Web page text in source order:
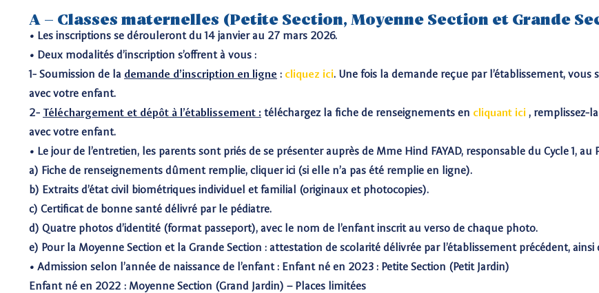
A – Classes maternelles (Petite Section, Moyenne Section et Grande
• Les inscriptions se dérouleront du 14 janvier au 27 mars 2026.
• Deux modalités d’inscription s’offrent à vous :
1- Soumission de la demande d’inscription en ligne : cliquez ici. Une fois la demande reçue par l’établissement,
avec votre enfant.
2- Téléchargement et dépôt à l’établissement : téléchargez la fiche de renseignements en cliquant ici , remplissez-
avec votre enfant.
• Le jour de l’entretien, les parents sont priés de se présenter auprès de Mme Hind FAYAD, responsable du Cycle 1,
a) Fiche de renseignements dûment remplie, cliquer ici (si elle n’a pas été remplie en ligne).
b) Extraits d’état civil biométriques individuel et familial (originaux et photocopies).
c) Certificat de bonne santé délivré par le pédiatre.
d) Quatre photos d’identité (format passeport), avec le nom de l’enfant inscrit au verso de chaque photo.
e) Pour la Moyenne Section et la Grande Section : attestation de scolarité délivrée par l’établissement précédent,
• Admission selon l’année de naissance de l’enfant : Enfant né en 2023 : Petite Section (Petit Jardin)
Enfant né en 2022 : Moyenne Section (Grand Jardin) – Places limitées